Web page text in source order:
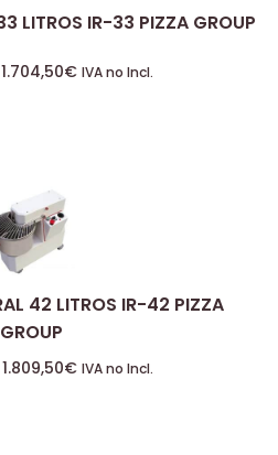
LITROS IR-33 PIZZA GROUP
1.704,50€ IVA no Incl.
42 LITROS IR-42 PIZZA
GROUP
1.809,50€ IVA no Incl.